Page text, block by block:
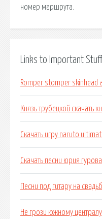
номер маршрута.
Links to Important Stuff
Romper stomper skinhead
Князь трубецкой скачать
Скачать игру naruto
Скачать песни юрия гурова
Песни под гитару на
Не грози южному